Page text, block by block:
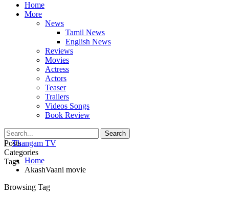
Home
More
News
Tamil News
English News
Reviews
Movies
Actress
Actors
Teaser
Trailers
Videos Songs
Book Review
Posts
Categories
Tags Home
AkashVaani movie
Browsing Tag